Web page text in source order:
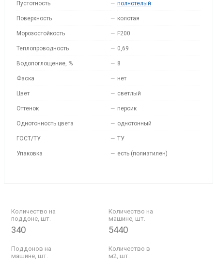
Пустотность — полнотелый
Поверхность — колотая
Морозостойкость — F200
Теплопроводность — 0,69
Водопоглощение, % — 8
Фаска — нет
Цвет — светлый
Оттенок — персик
Однотонность цвета — однотонный
ГОСТ/ТУ — ТУ
Упаковка — есть (полиэтилен)
Количество на
поддоне, шт.
340
Количество на
машине, шт.
5440
Поддонов на
машине, шт.
Количество в
м2, шт.